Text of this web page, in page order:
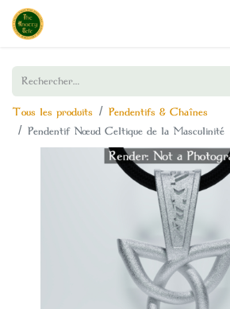
Tous les produits
Pendentifs & Chaînes
Pendentif Nœud Celtique de la Masculinité